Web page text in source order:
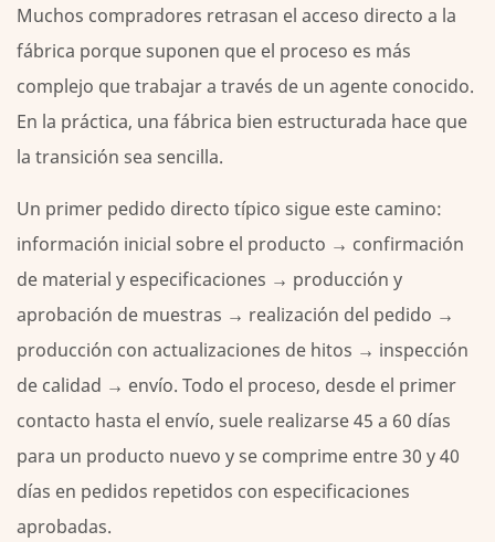
Muchos compradores retrasan el acceso directo a la
fábrica porque suponen que el proceso es más
complejo que trabajar a través de un agente conocido.
En la práctica, una fábrica bien estructurada hace que
la transición sea sencilla.
Un primer pedido directo típico sigue este camino:
información inicial sobre el producto → confirmación
de material y especificaciones → producción y
aprobación de muestras → realización del pedido →
producción con actualizaciones de hitos → inspección
de calidad → envío. Todo el proceso, desde el primer
contacto hasta el envío, suele realizarse45 a 60 días
para un producto nuevo y se comprime entre 30 y 40
días en pedidos repetidos con especificaciones
aprobadas.